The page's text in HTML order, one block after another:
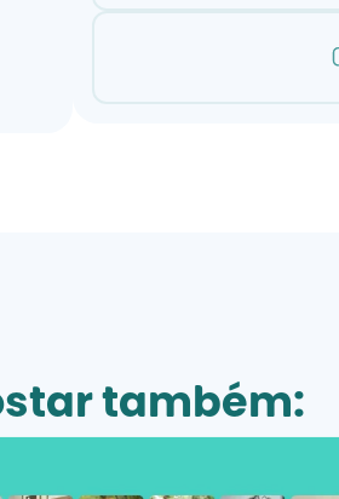
também: